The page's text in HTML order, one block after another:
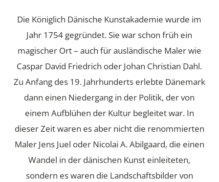
Die Königlich Dänische Kunstakademie wurde im
Jahr 1754 gegründet. Sie war schon früh ein
magischer Ort – auch für ausländische Maler wie
Caspar David Friedrich oder Johan Christian Dahl.
Zu Anfang des 19. Jahrhunderts erlebte Dänemark
dann einen Niedergang in der Politik, der von
einem Aufblühen der Kultur begleitet war. In
dieser Zeit waren es aber nicht die renommierten
Maler Jens Juel oder Nicolai A. Abilgaard, die einen
Wandel in der dänischen Kunst einleiteten,
sondern es waren die Landschaftsbilder von